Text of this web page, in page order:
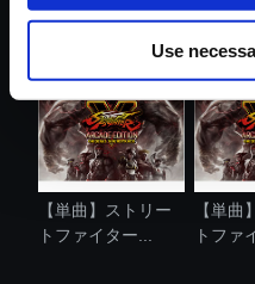
Use
【単曲】ストリー
トファイター...
【単曲
トファ